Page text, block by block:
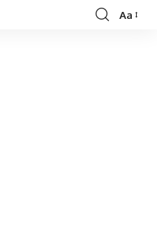
Font
Aa